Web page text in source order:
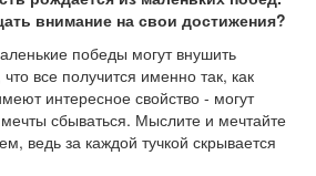
внимание на свои достижения?
победы могут внушить
все получится именно так, как
интересное свойство - могут
сбываться. Мыслите и мечтайте
ведь за каждой тучкой скрывается